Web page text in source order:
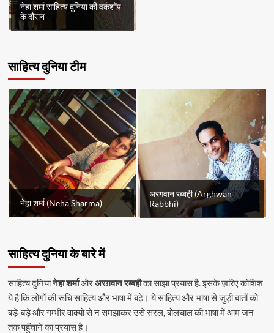
नेहा शर्मा साहित्य दुनिया की वर्कशॉप
के दौरान
साहित्य दुनिया टीम
नेहा शर्मा (Neha Sharma)
अरग़वान रब्बही (Arghwan
Rabbhi)
साहित्य दुनिया के बारे में
साहित्य दुनियानेहा शर्माऔरअरग़वान रब्बहीका साझा प्रयास है. इसके ज़रिए कोशिश
ये है कि लोगों की रूचि साहित्य और भाषा में बढ़े। ये साहित्य और भाषा से जुड़ी बातों को
बड़े-बड़े और गम्भीर वाक्यों से न समझाकर उसे सरल, बोलचाल की भाषा में आम जन
तक पहुँचाने का प्रयास है।